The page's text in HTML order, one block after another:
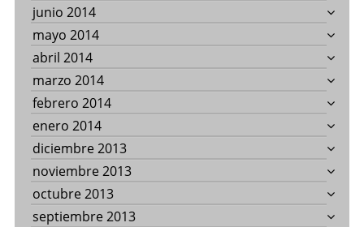
junio 2014
mayo 2014
abril 2014
marzo 2014
febrero 2014
enero 2014
diciembre 2013
noviembre 2013
octubre 2013
septiembre 2013